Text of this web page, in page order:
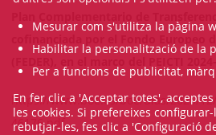
https://www.boe.es/boe/dias/2025/
46176.pdf
Mesurar com s'utilitza la pàgina
Habilitar la personalització de la
Per a funcions de publicitat,
En fer clic a 'Acceptar totes',
les cookies. Si prefereixes
rebutjar-les, fes clic a 'Configuració